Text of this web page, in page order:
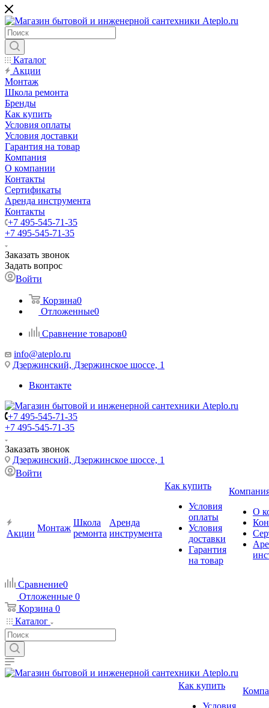
Каталог
Акции
Монтаж
Школа ремонта
Бренды
Как купить
Условия оплаты
Условия доставки
Гарантия на товар
Компания
О компании
Контакты
Сертификаты
Аренда инструмента
Контакты
+7 495-545-71-35
+7 495-545-71-35
Заказать звонок
Задать вопрос
Войти
Корзина0
Отложенные0
Сравнение товаров0
info@ateplo.ru
Дзержинский, Дзержинское шоссе, 1
Вконтакте
+7 495-545-71-35
+7 495-545-71-35
Заказать звонок
Дзержинский, Дзержинское шоссе, 1
Войти
Акции
Монтаж
Школа
ремонта
Аренда
инструмента
Как купить
Условия
оплаты
Условия
доставки
Гарантия
на товар
О
Сравнение0
Отложенные 0
Корзина 0
Каталог
Как купить
Условия